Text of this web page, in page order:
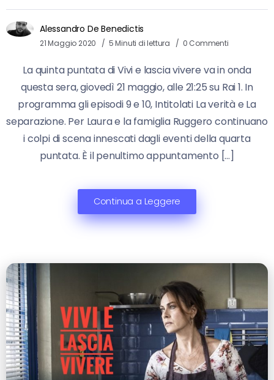
Alessandro De Benedictis
21 Maggio 2020 5 Minuti di lettura 0 Commenti
La quinta puntata di Vivi e lascia vivere va in onda
questa sera, giovedì 21 maggio, alle 21:25 su Rai 1. In
programma gli episodi 9 e 10, Intitolati La verità e La
separazione. Per Laura e la famiglia Ruggero continuano
i colpi di scena innescati dagli eventi della quarta
puntata. È il penultimo appuntamento […]
Continua a Leggere